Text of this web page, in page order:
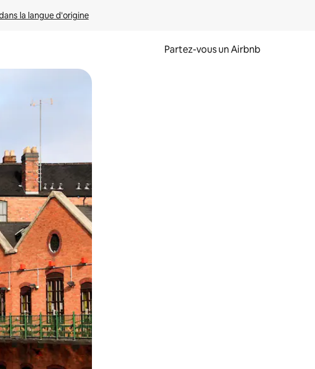
la langue d'origine
Partez-vous un Airbnb
dessus et en les faisant glisser.